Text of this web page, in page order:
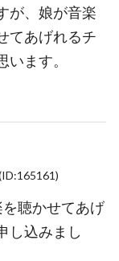
が、娘が音楽
てあげれるチ
ます。
聴かせてあげ
し込みまし